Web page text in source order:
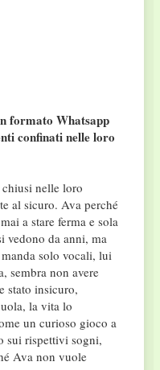
formato Whatsapp
confinati nelle loro
nelle loro
al sicuro. Ava perché
a stare ferma e sola
vedono da anni, ma
solo vocali, lui
sembra non avere
stato insicuro,
la vita lo
un curioso gioco a
sui rispettivi sogni,
Ava non vuole